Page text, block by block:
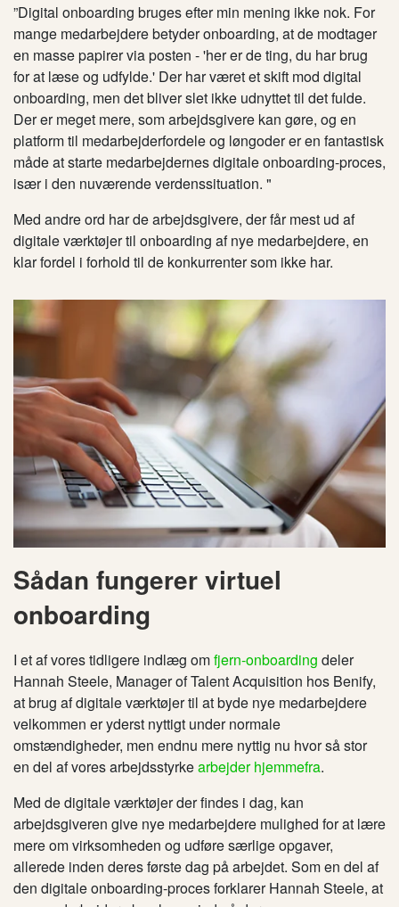
”Digital onboarding bruges efter min mening ikke nok. For
mange medarbejdere betyder onboarding, at de modtager
en masse papirer via posten - 'her er de ting, du har brug
for at læse og udfylde.' Der har været et skift mod digital
onboarding, men det bliver slet ikke udnyttet til det fulde.
Der er meget mere, som arbejdsgivere kan gøre, og en
platform til medarbejderfordele og løngoder er en fantastisk
måde at starte medarbejdernes digitale onboarding-proces,
især i den nuværende verdenssituation. "
Med andre ord har de arbejdsgivere, der får mest ud af
digitale værktøjer til onboarding af nye medarbejdere, en
klar fordel i forhold til de konkurrenter som ikke har.
Sådan fungerer virtuel
onboarding
I et af vores tidligere indlæg omfjern-onboarding deler
Hannah Steele, Manager of Talent Acquisition hos Benify,
at brug af digitale værktøjer til at byde nye medarbejdere
velkommen er yderst nyttigt under normale
omstændigheder, men endnu mere nyttig nu hvor så stor
en del af vores arbejdsstyrkearbejder hjemmefra.
Med de digitale værktøjer der findes i dag, kan
arbejdsgiveren give nye medarbejdere mulighed for at lære
mere om virksomheden og udføre særlige opgaver,
allerede inden deres første dag på arbejdet. Som en del af
den digitale onboarding-proces forklarer Hannah Steele, at